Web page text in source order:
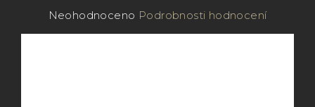
Průměrné
Neohodnoceno Podrobnosti hodnocení